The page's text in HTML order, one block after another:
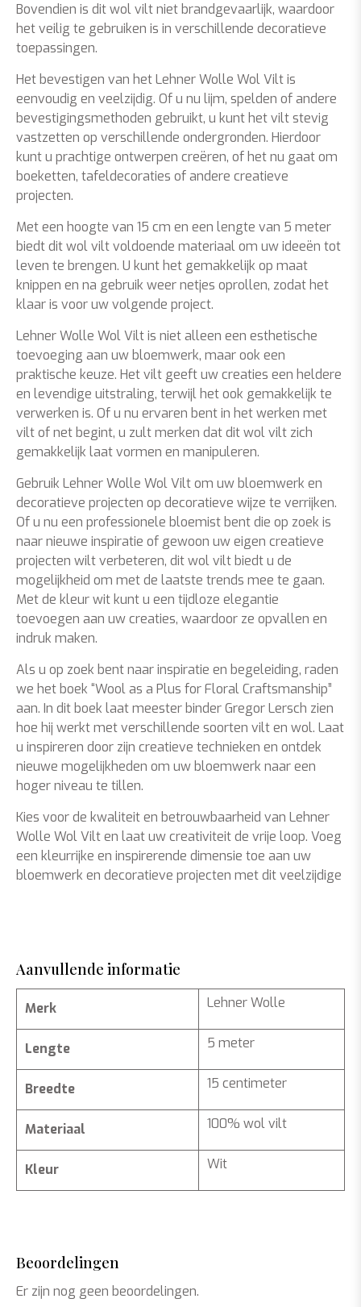
Bovendien is dit wol vilt niet brandgevaarlijk, waardoor
het veilig te gebruiken is in verschillende decoratieve
toepassingen.
Het bevestigen van het Lehner Wolle Wol Vilt is
eenvoudig en veelzijdig. Of u nu lijm, spelden of andere
bevestigingsmethoden gebruikt, u kunt het vilt stevig
vastzetten op verschillende ondergronden. Hierdoor
kunt u prachtige ontwerpen creëren, of het nu gaat om
boeketten, tafeldecoraties of andere creatieve
projecten.
Met een hoogte van 15 cm en een lengte van 5 meter
biedt dit wol vilt voldoende materiaal om uw ideeën tot
leven te brengen. U kunt het gemakkelijk op maat
knippen en na gebruik weer netjes oprollen, zodat het
klaar is voor uw volgende project.
Lehner Wolle Wol Vilt is niet alleen een esthetische
toevoeging aan uw bloemwerk, maar ook een
praktische keuze. Het vilt geeft uw creaties een heldere
en levendige uitstraling, terwijl het ook gemakkelijk te
verwerken is. Of u nu ervaren bent in het werken met
vilt of net begint, u zult merken dat dit wol vilt zich
gemakkelijk laat vormen en manipuleren.
Gebruik Lehner Wolle Wol Vilt om uw bloemwerk en
decoratieve projecten op decoratieve wijze te verrijken.
Of u nu een professionele bloemist bent die op zoek is
naar nieuwe inspiratie of gewoon uw eigen creatieve
projecten wilt verbeteren, dit wol vilt biedt u de
mogelijkheid om met de laatste trends mee te gaan.
Met de kleur wit kunt u een tijdloze elegantie
toevoegen aan uw creaties, waardoor ze opvallen en
indruk maken.
Als u op zoek bent naar inspiratie en begeleiding, raden
we het boek “Wool as a Plus for Floral Craftsmanship”
aan. In dit boek laat meester binder Gregor Lersch zien
hoe hij werkt met verschillende soorten vilt en wol. Laat
u inspireren door zijn creatieve technieken en ontdek
nieuwe mogelijkheden om uw bloemwerk naar een
hoger niveau te tillen.
Kies voor de kwaliteit en betrouwbaarheid van Lehner
Wolle Wol Vilt en laat uw creativiteit de vrije loop. Voeg
een kleurrijke en inspirerende dimensie toe aan uw
bloemwerk en decoratieve projecten met dit veelzijdige
Aanvullende informatie
Merk Lehner Wolle
Lengte 5 meter
Breedte 15 centimeter
Materiaal 100% wol vilt
Kleur Wit
Beoordelingen
Er zijn nog geen beoordelingen.